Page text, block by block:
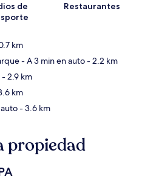
de
Restaurantes
km
- A 3 min en auto- 2.2 km
- 2.9 km
km
- 3.6 km
propiedad